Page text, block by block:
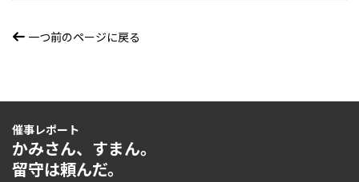
一つ前のページに戻る
催事レポート
かみさん、すまん。
留守は頼んだ。